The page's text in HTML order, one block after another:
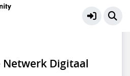
en SoMe
Digitaal